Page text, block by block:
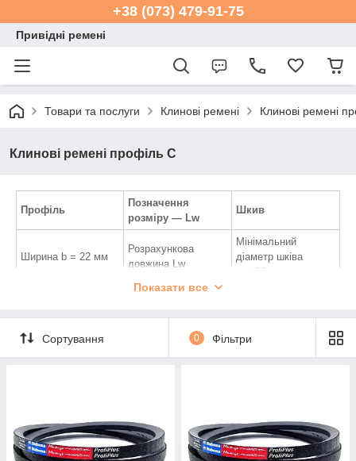
+38 (073) 479-91-75
Привідні ремені
Товари та послуги Клинові ремені Клинові ремені
Клинові ремені профіль C
Профіль
Позначення
розміру — Lw
Шкив
Ширина b = 22 мм
Розрахункова
довжина Lw
Мінімальний
діаметр шківа
— 180 мм
Розрахункова
Внутрішня довжина
Показати все
Сортування 0 Фільтри